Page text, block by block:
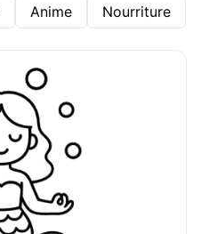
Anime Nourriture